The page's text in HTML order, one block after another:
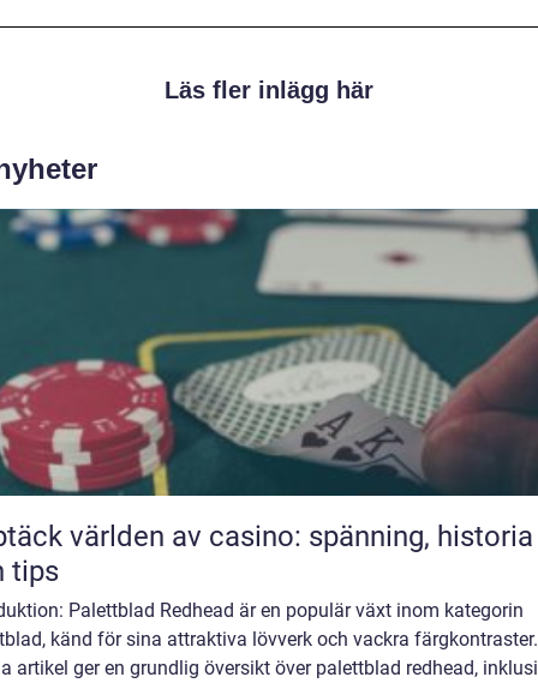
Läs fler inlägg här
världen av casino: spänning, historia
tips
Palettblad Redhead är en populär växt inom kategorin
känd för sina attraktiva lövverk och vackra färgkontraster.
artikel ger en grundlig översikt över palettblad redhead,